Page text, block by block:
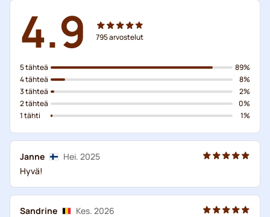
4.9 795arvostelut
5 tähteä
4 tähteä
3 tähteä
2 tähteä
1 tähti
89%
8%
2%
0%
1%
Janne
Hei. 2025
Hyvä!
Sandrine
Kes. 2026